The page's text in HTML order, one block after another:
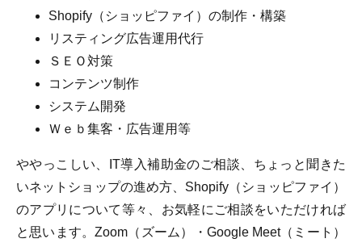
Shopify（ショッピファイ）の制作・構築
リスティング広告運用代行
ＳＥＯ対策
コンテンツ制作
システム開発
Ｗｅｂ集客・広告運用等
ややっこしい、IT導入補助金のご相談、ちょっと聞きた
いネットショップの進め方、Shopify（ショッピファイ）
のアプリについて等々、お気軽にご相談をいただければ
と思います。Zoom（ズーム）・Google Meet（ミート）